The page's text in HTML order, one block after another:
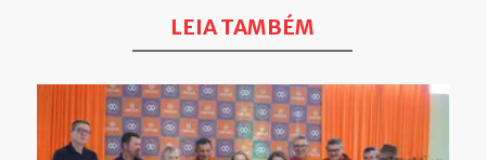
LEIA TAMBÉM